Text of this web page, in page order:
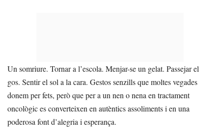
Un somriure. Tornar a l’escola. Menjar-se un gelat. Passejar el
gos. Sentir el sol a la cara. Gestos senzills que moltes vegades
donem per fets, però que per a un nen o nena en tractament
oncològic es converteixen en autèntics assoliments i en una
poderosa font d’alegria i esperança.